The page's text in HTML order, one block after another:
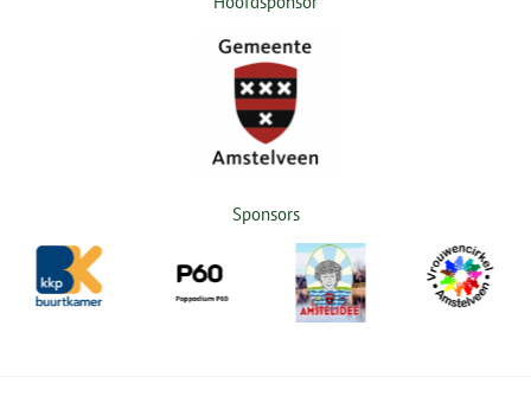
Sponsors